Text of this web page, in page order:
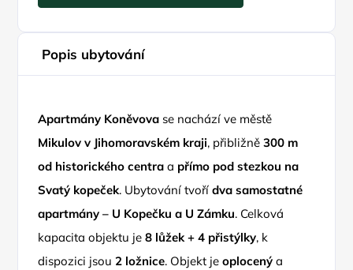
Popis ubytování
Apartmány Koněvova se nachází ve městě
Mikulov v Jihomoravském kraji, přibližně300 m
od historického centra a přímo pod stezkou na
Svatý kopeček. Ubytování tvořídva samostatné
apartmány – U Kopečku a U Zámku. Celková
kapacita objektu je8 lůžek + 4 přistýlky, k
dispozici jsou2 ložnice. Objekt jeoplocený a